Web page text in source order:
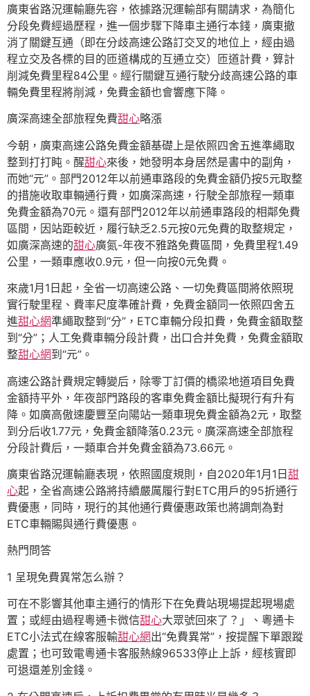
廣東省路況運輸廳先容，依據路況運輸部有關請求，為簡化
分段免費經過歷程，進一個步驟下降車主通行本錢，廣東撤
消了關鍵互通（即在分歧高速公路訂交叉的地位上，經由過
程立交及各標的目的匝道構成的互通立交）匝道計費，算計
削減免費里程84公里。經行關鍵互通行駛分歧高速公路的車
輛免費里程將削減，免費金額也會響應下降。
廣深高速全部旅程免費甜心略漲
今朝，廣東高速公路免費金額基礎上是依照四舍五進準繩取
整到打打盹。醒甜心來後，她發明本身居然是書中的副角，
而她“元”。部門2012年以前通車路段的免費金額仍按5元取整
的措施收取車輛通行費，如廣深高速，行駛全部旅程一類車
免費金額為70元。還有部門2012年以前通車路段的相鄰免費
區間，因站距較近，履行缺乏2.5元按0元免費的取整規定，
如廣深高速的甜心廣氮-年夜不雅路免費區間，免費里程1.49
公里，一類車應收0.9元，但一向按0元免費。
來歲1月1日起，全省一切高速公路、一切免費區間將依照現
實行駛里程、費率尺度準確計費，免費金額同一依照四舍五
進甜心網準繩取整到“分”，ETC車輛分段扣費，免費金額取整
到“分”；人工免費車輛分段計費，出口合并免費，免費金額取
整甜心網到“元”。
高速公路計費規定轉變后，除零丁訂價的橋梁地道項目免費
金額持平外，年夜部門路段的客車免費金額比擬現行有升有
降。如廣高傲速慶豐至向陽站一類車現免費金額為2元，取整
到分后收1.77元，免費金額降落0.23元。廣深高速全部旅程
分段計費后，一類車合并免費金額為73.66元。
廣東省路況運輸廳表現，依照國度規則，自2020年1月1日 甜
心起，全省高速公路將持續嚴厲履行對ETC用戶的95折通行
費優惠，同時，現行的其他通行費優惠政策也將調劑為對
ETC車輛賜與通行費優惠。
熱門問答
1 呈現免費異常怎么辦？
可在不影響其他車主通行的情形下在免費站現場提起現場處
置；或經由過程粵通卡微信甜心大眾號回來了？」、粵通卡
ETC小法式在線客服輸甜心網出“免費異常”，按提醒下單跟蹤
處置；也可致電粵通卡客服熱線96533停止上訴，經核實即
可退還差別金錢。